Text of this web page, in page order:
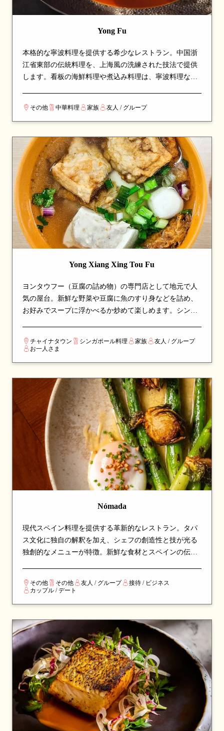
Yong Fu
本格的な寧波料理を提供する希少なレストラン。中国浙
江省東部の伝統料理を、上海風の洗練された技法で提供
します。看板の海鮮料理や煮込み料理は、寧波料理なら
す。
その他 中華料理 家族 友人 / グループ
Yong Xiang Xing Tou Fu
ヨンタウフー（豆腐の詰め物）の専門店として地元で人
気の屋台。新鮮な野菜や豆腐に魚のすり身などを詰め、
お好みでスープに浮かべるか炒めて楽しめます。シンガ
す。
チャイナタウン シンガポール料理 家族
友人 / グループ
お一人さま
Nómada
現代スペイン料理を提供する革新的なレストラン。タパ
ス文化に独自の解釈を加え、シェフの創造性と技が光る
独創的なメニューが特徴。新鮮な食材とスペインの伝統
最適です。
その他 その他 友人 / グループ
接待 / ビジネス
カップル / デート